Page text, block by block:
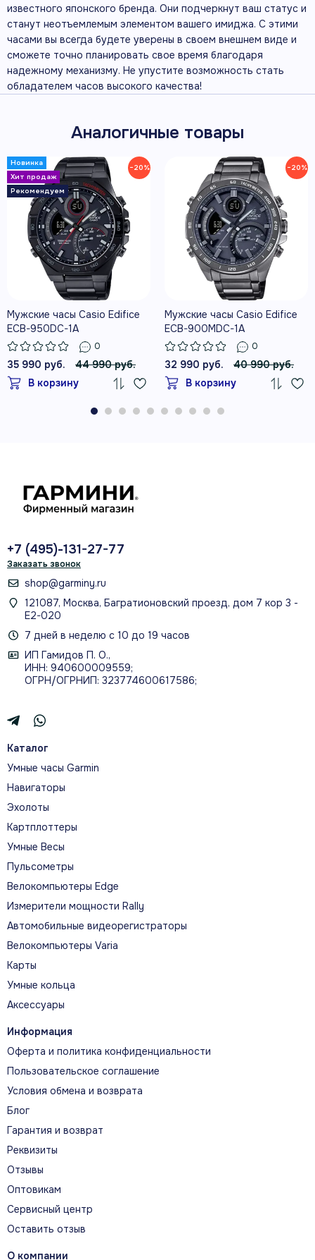
известного японского бренда. Они подчеркнут ваш статус и
станут неотъемлемым элементом вашего имиджа. С этими
часами вы всегда будете уверены в своем внешнем виде и
сможете точно планировать свое время благодаря
надежному механизму. Не упустите возможность стать
обладателем часов высокого качества!
Аналогичные товары
−20%
Мужские часы Casio Edifice
ECB-950DC-1A
0
35 990 руб.
44 990 руб.
В корзину
−20%
Мужские часы Casio Edifice
ECB-900MDC-1A
0
32 990 руб.
40 990 руб.
В корзину
+7 (495)-131-27-77
Заказать звонок
shop@garminy.ru
121087, Москва, Багратионовский проезд, дом 7 кор 3 -
Е2-020
7 дней в неделю с 10 до 19 часов
ИП Гамидов П. О.,
ИНН: 940600009559;
ОГРН/ОГРНИП: 323774600617586;
Каталог
Умные часы Garmin
Навигаторы
Эхолоты
Картплоттеры
Умные Весы
Пульсометры
Велокомпьютеры Edge
Измерители мощности Rally
Автомобильные видеорегистраторы
Велокомпьютеры Varia
Карты
Умные кольца
Аксессуары
Информация
Оферта и политика конфиденциальности
Пользовательское соглашение
Условия обмена и возврата
Блог
Гарантия и возврат
Реквизиты
Отзывы
Оптовикам
Сервисный центр
Оставить отзыв
О компании